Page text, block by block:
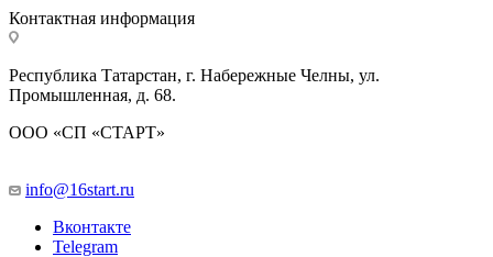
Контактная информация
Республика Татарстан, г. Набережные Челны, ул.
Промышленная, д. 68.
ООО «СП «СТАРТ»
info@16start.ru
Вконтакте
Telegram